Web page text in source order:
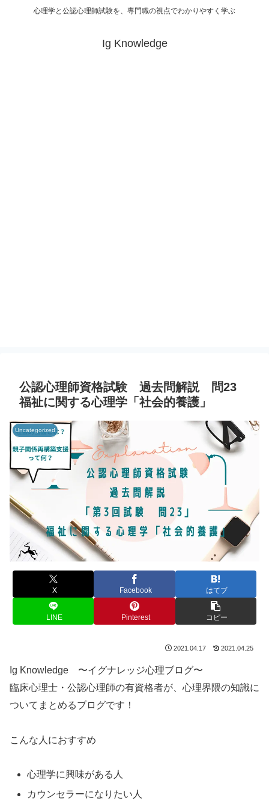
心理学と公認心理師試験を、専門職の視点でわかりやすく学ぶ
Ig Knowledge
公認心理師資格試験 過去問解説 問23
福祉に関する心理学「社会的養護」
Uncategorized
X Facebook はてブ
LINE Pinterest コピー
2021.04.17 2021.04.25
Ig Knowledge 〜イグナレッジ心理ブログ〜
臨床心理士・公認心理師の有資格者が、心理界隈の知識に
ついてまとめるブログです！
こんな人におすすめ
心理学に興味がある人
カウンセラーになりたい人